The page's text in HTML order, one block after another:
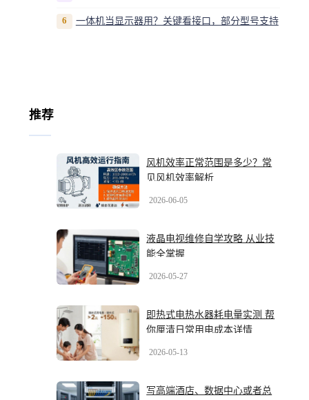
6 一体机当显示器用？关键看接口，部分型号支持
推荐
风机效率正常范围是多少？常
见风机效率解析
2026-06-05
液晶电视维修自学攻略 从业技
能全掌握
2026-05-27
即热式电热水器耗电量实测 帮
你厘清日常用电成本详情
2026-05-13
写高端酒店、数据中心或者总